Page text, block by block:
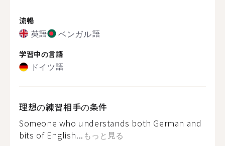
流暢
英語 ベンガル語
学習中の言語
ドイツ語
理想の練習相手の条件
Someone who understands both German and
bits of English... もっと見る